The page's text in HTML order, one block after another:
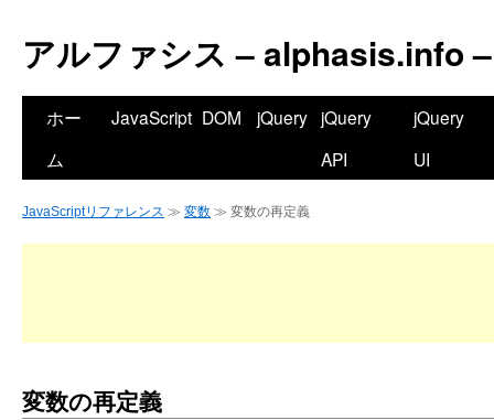
アルファシス – alphasis.info –
ホー
ム
JavaScript DOM jQuery jQuery
API
jQuery
UI
JavaScriptリファレンス ≫ 変数 ≫ 変数の再定義
変数の再定義